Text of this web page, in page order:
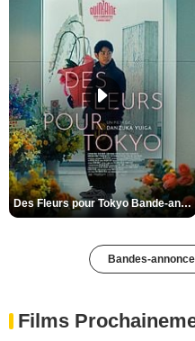
Des Fleurs pour Tokyo Bande-annonce VO STFR
Bandes-
Films